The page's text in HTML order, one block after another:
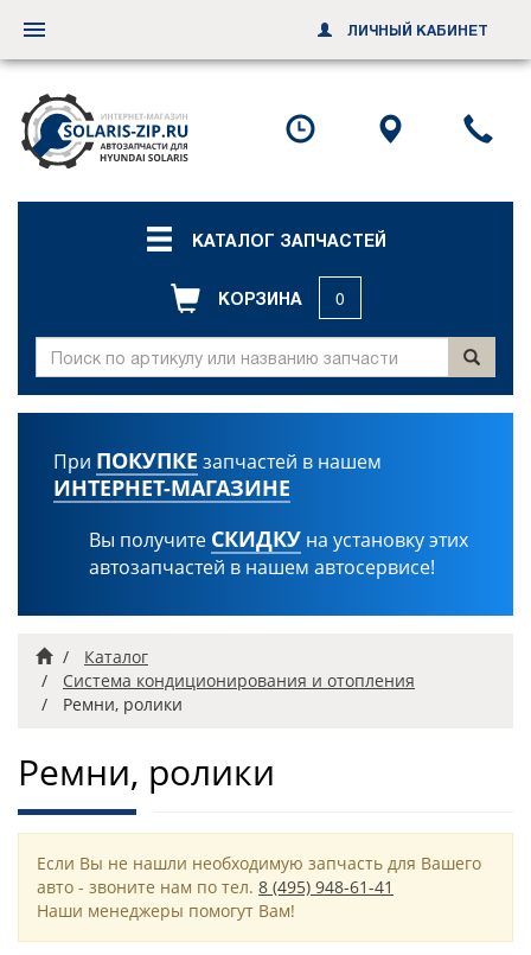
КАТАЛОГ ЗАПЧАСТЕЙ
КОРЗИНА 0
При ПОКУПКЕ запчастей в нашем
ИНТЕРНЕТ-МАГАЗИНЕ
Вы получите СКИДКУ на установку этих
автозапчастей в нашем автосервисе!
ГлавнаяКаталог
Система кондиционирования и отопления
Ремни, ролики
Ремни, ролики
Если Вы не нашли необходимую запчасть для Вашего
авто - звоните нам по тел. 8 (495) 948-61-41
Наши менеджеры помогут Вам!
Переключить
навигацию
ЛИЧНЫЙ КАБИНЕТ
Посмотреть
график схему